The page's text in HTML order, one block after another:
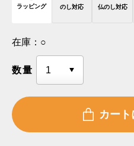
ラッピング のし対応 仏のし対応
在庫： ○
数量